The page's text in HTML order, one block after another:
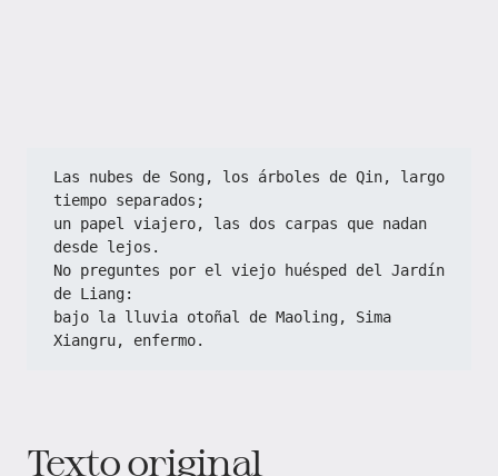
Las nubes de Song, los árboles de Qin, largo
tiempo separados;
un papel viajero, las dos carpas que nadan
desde lejos.
No preguntes por el viejo huésped del Jardín
de Liang:
bajo la lluvia otoñal de Maoling, Sima
Xiangru, enfermo.
Texto original